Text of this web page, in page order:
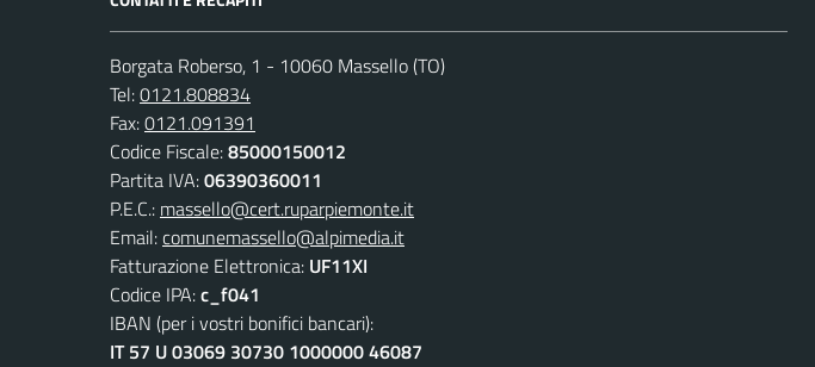
Borgata Roberso, 1 - 10060 Massello (TO)
Tel:0121.808834
Fax:0121.091391
Codice Fiscale:85000150012
Partita IVA:06390360011
P.E.C.: massello@cert.ruparpiemonte.it
Email:comunemassello@alpimedia.it
Fatturazione Elettronica: UF11XI
Codice IPA:c_f041
IBAN (per i vostri bonifici bancari):
IT 57 U 03069 30730 1000000 46087